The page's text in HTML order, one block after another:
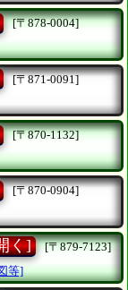
[〒878-0004]
[〒871-0091]
[〒870-1132]
[〒870-0904]
く]
[〒879-7123]
等]